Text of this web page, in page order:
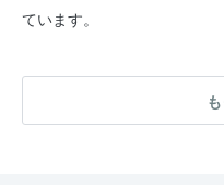
ています。
当社のミッションはお客様
そのため、システム開発だ